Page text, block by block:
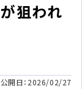
狙われ
公開日：2026/02/27